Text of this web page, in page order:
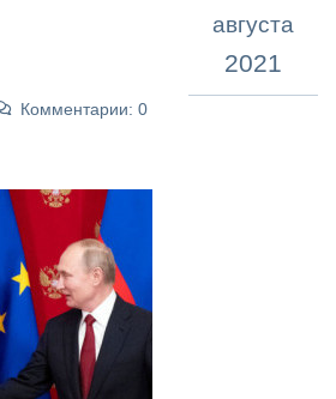
Комментарии: 0
августа
2021